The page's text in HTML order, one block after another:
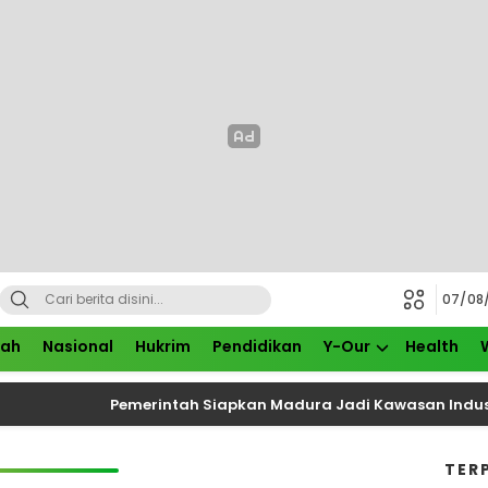
07/
Nasional Hukrim Pendidikan Y-Our Health
Pemerintah Siapkan Madura Jadi Kawasan Industri